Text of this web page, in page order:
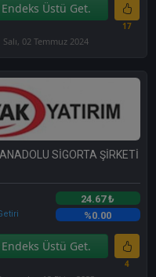
Endeks Üstü Get.
17
Salı, 02 Temmuz 2024
SİGORTA ŞİRKETİ
24.67 ₺
%0.00
Endeks Üstü Get.
4